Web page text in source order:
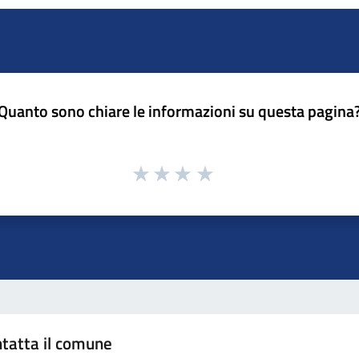
sono chiare le informazioni su questa
il comune